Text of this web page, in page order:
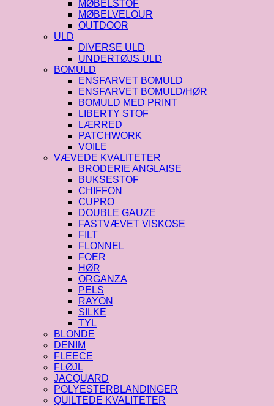
MØBELSTOF
MØBELVELOUR
OUTDOOR
ULD
DIVERSE ULD
UNDERTØJS ULD
BOMULD
ENSFARVET BOMULD
ENSFARVET BOMULD/HØR
BOMULD MED PRINT
LIBERTY STOF
LÆRRED
PATCHWORK
VOILE
VÆVEDE KVALITETER
BRODERIE ANGLAISE
BUKSESTOF
CHIFFON
CUPRO
DOUBLE GAUZE
FASTVÆVET VISKOSE
FILT
FLONNEL
FOER
HØR
ORGANZA
PELS
RAYON
SILKE
TYL
BLONDE
DENIM
FLEECE
FLØJL
JACQUARD
POLYESTERBLANDINGER
QUILTEDE KVALITETER